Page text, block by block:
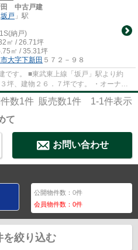
田 中古戸建
坂戸 」駅
納戸)
㎡ / 26.71坪
㎡ / 35.31坪
大字下新田 ５７２－９８
です。 ■東武東上線「坂戸」駅より約
坪、建物２６．７坪です。 ・オーナー
０００円に...
数1件 販売数1件 1-1件表示
て
お問い合わせ
公開物件数：0件
会員物件数：0件
を絞り込む